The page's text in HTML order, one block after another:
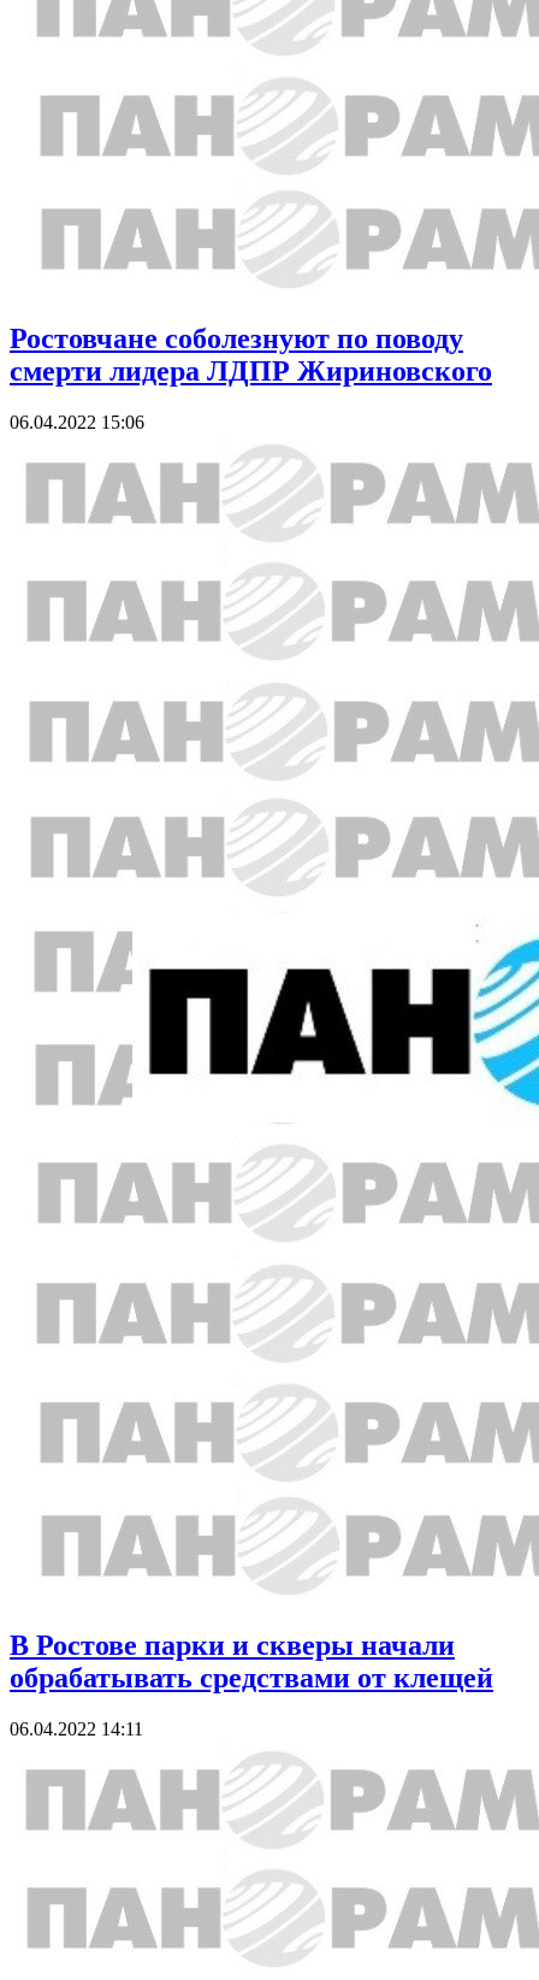
Ростовчане соболезнуют по поводу
смерти лидера ЛДПР Жириновского
06.04.2022 15:06
В Ростове парки и скверы начали
обрабатывать средствами от клещей
06.04.2022 14:11